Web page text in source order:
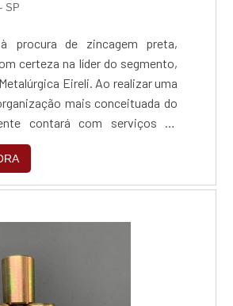
SP
procura de zincagem preta,
certeza na líder do segmento,
Eireli. Ao realizar uma
mais conceituada do
contará com serviços de
suporte de especialistas para
dúvidas.Quando o tema é
com a SN indústria
e um design completo de